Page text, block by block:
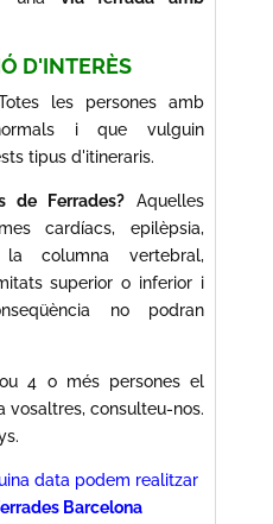
D'INTERÈS
les persones amb
i que vulguin
tipus d'itineraris.
Ferrades?Aquelles
cardíacs, epilèpsia,
columna vertebral,
superior o inferior i
no podran
4 o més persones el
vosaltres, consulteu-nos.
data podem realitzar
Barcelona